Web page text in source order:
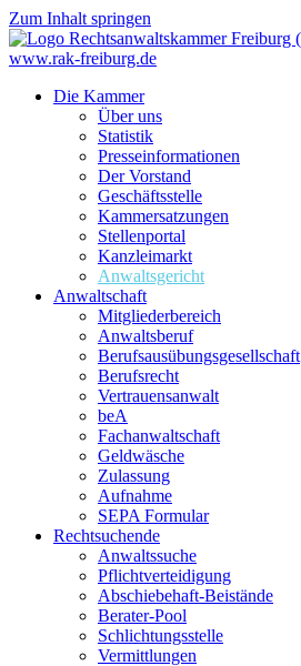
Zum Inhalt springen
Die Kammer
Über uns
Statistik
Presseinformationen
Der Vorstand
Geschäftsstelle
Kammersatzungen
Stellenportal
Kanzleimarkt
Anwaltsgericht
Anwaltschaft
Mitgliederbereich
Anwaltsberuf
Berufsausübungs­gesellschaft
Berufsrecht
Vertrauensanwalt
beA
Fachanwaltschaft
Geldwäsche
Zulassung
Aufnahme
SEPA Formular
Rechtsuchende
Anwaltssuche
Pflichtverteidigung
Abschiebehaft-Beistände
Berater-Pool
Schlichtungsstelle
Vermittlungen